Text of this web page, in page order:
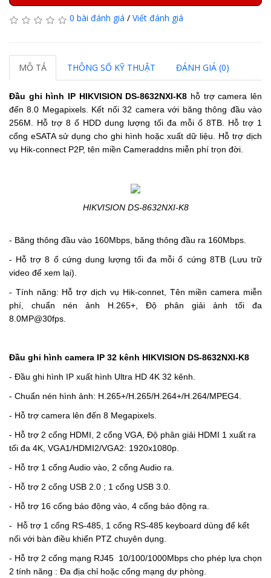
0 bài đánh giá / Viết đánh giá
MÔ TẢ THÔNG SỐ KỸ THUẬT ĐÁNH GIÁ (0)
Đầu ghi hình IP HIKVISION DS-8632NXI-K8 hỗ trợ camera lên
đến 8.0 Megapixels. Kết nối 32 camera với băng thông đầu vào
256M. Hỗ trợ 8 ổ HDD dung lượng tối đa mỗi ổ 8TB. Hỗ trợ 1
cổng eSATA sử dụng cho ghi hình hoặc xuất dữ liệu. Hỗ trợ dịch
vụ Hik-connect P2P, tên miền Cameraddns miễn phí trọn đời.
HIKVISION DS-8632NXI-K8
- Băng thông đầu vào 160Mbps, băng thông đầu ra 160Mbps.
- Hỗ trợ 8 ổ cứng dung lượng tối đa mỗi ổ cứng 8TB (Lưu trữ
video để xem lại).
- Tính năng: Hỗ trợ dịch vụ Hik-connet, Tên miền camera miễn
phí, chuẩn nén ảnh H.265+, Độ phân giải ảnh tối đa
8.0MP@30fps.
Đầu ghi hình camera IP 32 kênh HIKVISION DS-8632NXI-K8
- Đầu ghi hình IP xuất hình Ultra HD 4K 32 kênh.
- Chuẩn nén hình ảnh: H.265+/H.265/H.264+/H.264/MPEG4.
- Hỗ trợ camera lên đến 8 Megapixels.
- Hỗ trợ 2 cổng HDMI, 2 cổng VGA, Độ phân giải HDMI 1 xuất ra
tối đa 4K, VGA1/HDMI2/VGA2: 1920x1080p.
- Hỗ trợ 1 cổng Audio vào, 2 cổng Audio ra.
- Hỗ trợ 2 cổng USB 2.0 ; 1 cổng USB 3.0.
- Hỗ trợ 16 cổng báo động vào, 4 cổng báo động ra.
-
Hỗ trợ 1 cổng RS-485, 1 cổng RS-485 keyboard dùng để kết
nối với bàn điều khiển PTZ chuyên dụng.
- Hỗ trợ 2 cổng mạng RJ45 10/100/1000Mbps cho phép lựa chọn
2 tính năng : Đa địa chỉ hoặc cổng mạng dự phòng.